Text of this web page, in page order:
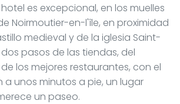
es excepcional, en los muelles
Noirmoutier-en-l'île, en proximidad
medieval y de la iglesia Saint-
dos pasos de las tiendas, del
los mejores restaurantes, con el
a unos minutos a pie, un lugar
un paseo.